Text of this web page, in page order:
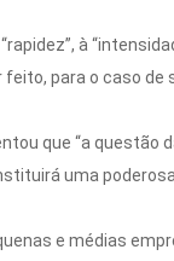
à
para o caso de
que “a questão
uma
e médias